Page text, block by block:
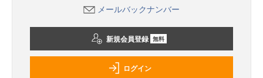
メールバックナンバー
新規会員登録 無料
ログイン